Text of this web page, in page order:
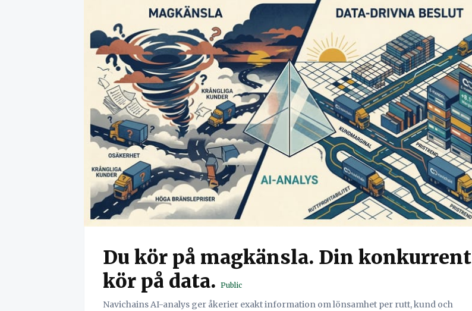
Du kör på magkänsla. Din konkurrent
kör på data. Public
Navichains AI-analys ger åkerier exakt information om lönsamhet per rutt, kund och